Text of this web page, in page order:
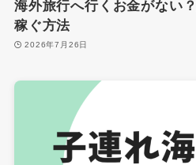
海外旅行へ行くお金がない
稼ぐ方法
2026年7月26日